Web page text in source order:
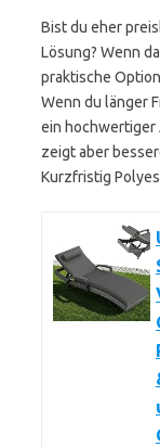
Bist du eher
Lösung? Wenn
praktische
Wenn du länger
ein
zeigt aber
Kurzfristig